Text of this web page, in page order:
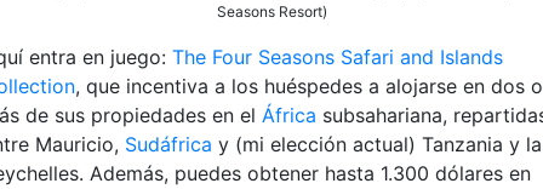
Seasons Resort)
entra en juego: The Four Seasons Safari and Islands
, que incentiva a los huéspedes a alojarse en dos o
de sus propiedades en el África subsahariana,
Mauricio, Sudáfrica y (mi elección actual) Tanzania y
Además, puedes obtener hasta 1.300 dólares en